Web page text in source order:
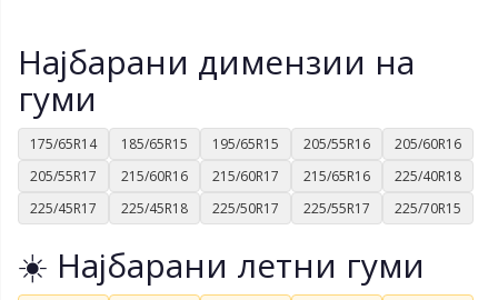
Најбарани димензии на
гуми
175/65R14 185/65R15 195/65R15 205/55R16
205/60R16
205/55R17
215/60R16 215/60R17 215/65R16
225/40R18
225/45R17
225/45R18 225/50R17 225/55R17 225/70R15
☀️ Најбарани летни гуми